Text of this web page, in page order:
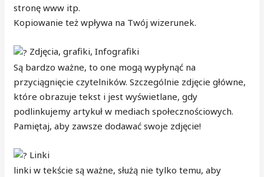
stronę www itp.
Kopiowanie też wpływa na Twój wizerunek.
Zdjęcia, grafiki, Infografiki
Są bardzo ważne, to one mogą wypłynąć na
przyciągnięcie czytelników. Szczególnie zdjęcie główne,
które obrazuje tekst i jest wyświetlane, gdy
podlinkujemy artykuł w mediach społecznościowych.
Pamiętaj, aby zawsze dodawać swoje zdjęcie!
Linki
linki w tekście są ważne, służą nie tylko temu, aby